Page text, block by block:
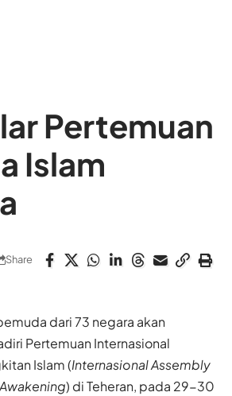
Pertemuan
Islam
Share
dari 73 negara akan
Pertemuan Internasional
Islam (Internasional Assembly
) di Teheran, pada 29-30